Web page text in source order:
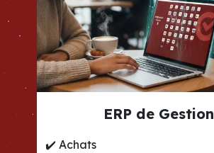
ERP de Gestion
✔️Achats